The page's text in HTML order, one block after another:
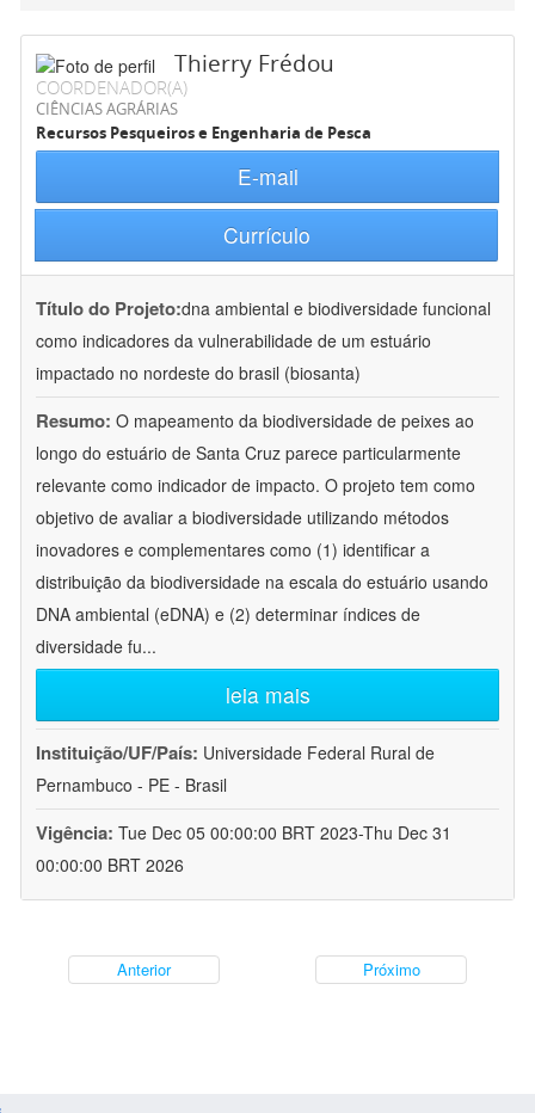
Thierry Frédou
COORDENADOR(A)
CIÊNCIAS AGRÁRIAS
Recursos Pesqueiros e Engenharia de Pesca
E-mail
Currículo
Título do Projeto:dna ambiental e biodiversidade funcional
como indicadores da vulnerabilidade de um estuário
impactado no nordeste do brasil (biosanta)
Resumo: O mapeamento da biodiversidade de peixes ao
longo do estuário de Santa Cruz parece particularmente
relevante como indicador de impacto. O projeto tem como
objetivo de avaliar a biodiversidade utilizando métodos
inovadores e complementares como (1) identificar a
distribuição da biodiversidade na escala do estuário usando
DNA ambiental (eDNA) e (2) determinar índices de
diversidade fu...
leia mais
Instituição/UF/País: Universidade Federal Rural de
Pernambuco - PE - Brasil
Vigência: Tue Dec 05 00:00:00 BRT 2023-Thu Dec 31
00:00:00 BRT 2026
Anterior Próximo